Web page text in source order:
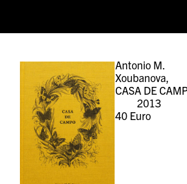
Antonio M.
Xoubanova,
CASA DE
2013
40Euro